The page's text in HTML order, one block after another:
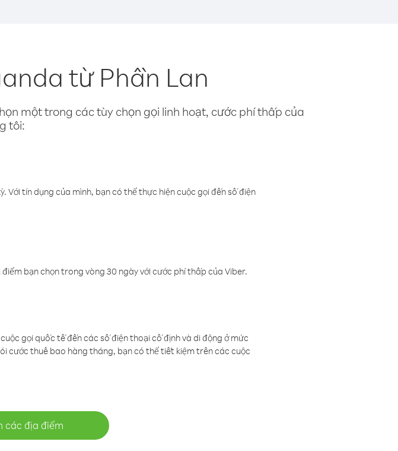
từ Phần Lan
một trong các tùy chọn gọi linh hoạt, cước phí thấp của
tôi:
tín dụng của mình, bạn có thể thực hiện cuộc gọi đến số điện
bạn chọn trong vòng 30 ngày với cước phí thấp của Viber.
gọi quốc tế đến các số điện thoại cố định và di động ở mức
cước thuê bao hàng tháng, bạn có thể tiết kiệm trên các cuộc
các địa điểm